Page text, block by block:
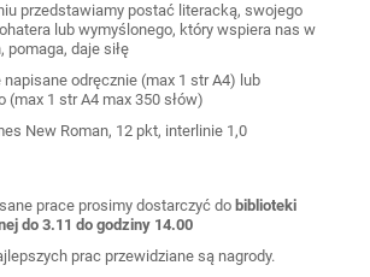
przedstawiamy postać literacką, swojego
lub wymyślonego, który wspiera nas w
pomaga, daje siłę
napisane odręcznie (max 1 str A4) lub
(max 1 str A4 max 350 słów)
New Roman, 12 pkt, interlinie 1,0
prace prosimy dostarczyć do biblioteki
do 3.11 do godziny 14.00
prac przewidziane są nagrody.